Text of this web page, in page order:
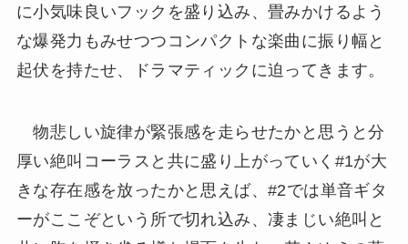
に小気味良いフックを盛り込み、畳みかけるよう
な爆発力もみせつつコンパクトな楽曲に振り幅と
起伏を持たせ、ドラマティックに迫ってきます。
物悲しい旋律が緊張感を走らせたかと思うと分
厚い絶叫コーラスと共に盛り上がっていく#1が大
きな存在感を放ったかと思えば、#2では単音ギタ
ーがここぞという所で切れ込み、凄まじい絶叫と